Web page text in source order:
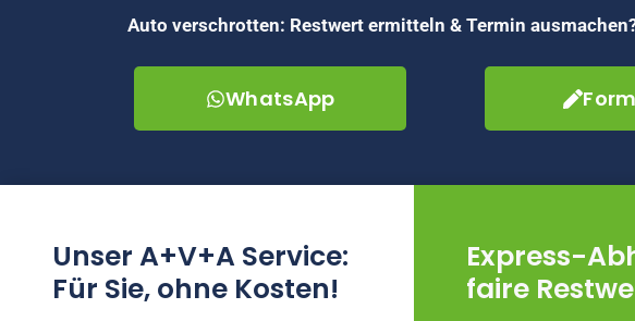
Auto verschrotten: Restwert ermitteln & Termin
WhatsApp
Unser A+V+A Service:
Für Sie, ohne Kosten!
Express-
faire